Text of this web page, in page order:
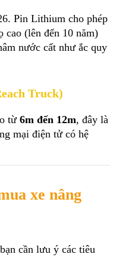
cao (lên đến 10 năm)
nước cất như ắc quy
Truck)
từ 6m đến 12m, đây là
mại điện tử có hệ
xe nâng
cần lưu ý các tiêu